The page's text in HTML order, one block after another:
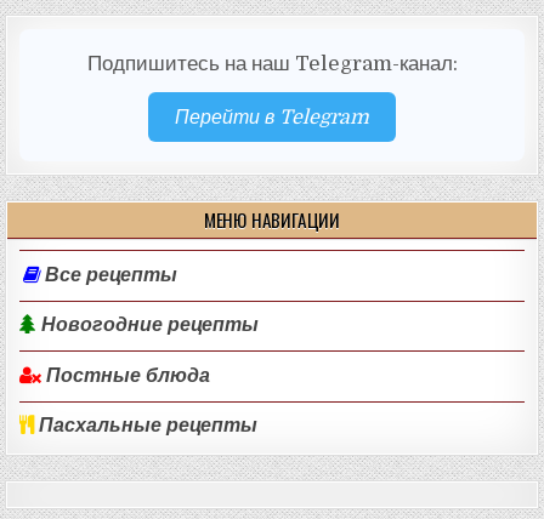
Подпишитесь на наш Telegram-канал:
Перейти в Telegram
МЕНЮ НАВИГАЦИИ
Все рецепты
Новогодние рецепты
Постные блюда
Пасхальные рецепты